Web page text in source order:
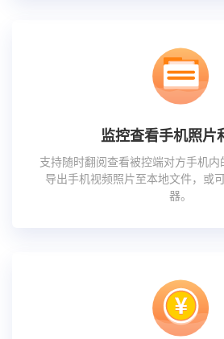
监控查看手机照片
支持随时翻阅查看被控端对方手机
导出手机视频照片至本地文件，或
器。